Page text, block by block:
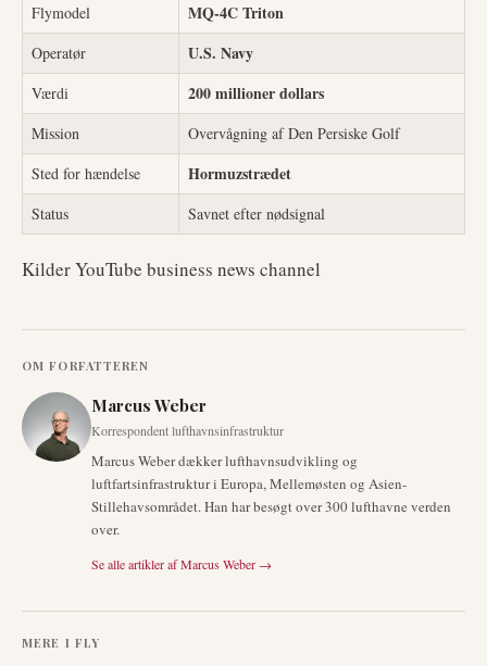
Flymodel MQ-4C Triton
Operatør U.S. Navy
Værdi 200 millioner dollars
Mission
Overvågning af Den Persiske Golf
Sted for hændelse
Hormuzstrædet
Status Savnet efter nødsignal
Kilder YouTube business news channel
OM FORFATTEREN
Marcus Weber
Korrespondent lufthavnsinfrastruktur
Marcus Weber dækker lufthavnsudvikling og
luftfartsinfrastruktur i Europa, Mellemøsten og Asien-
Stillehavsområdet. Han har besøgt over 300 lufthavne verden
over.
Se alle artikler afMarcus Weber →
MERE I FLY